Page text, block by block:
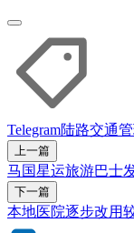
Telegram陆路交通
上一篇
马国星运旅游巴士
下一篇
本地医院逐步改用